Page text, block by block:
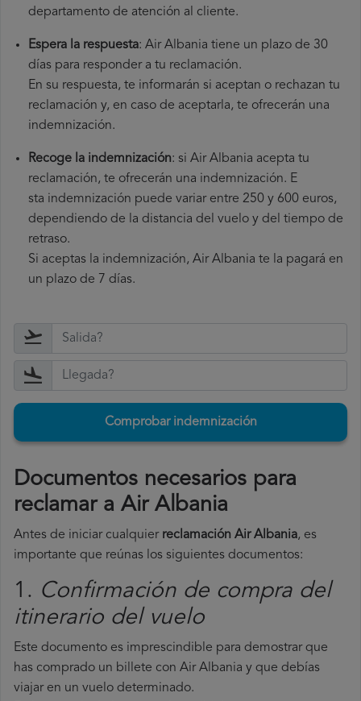
departamento de atención al cliente.
Espera la respuesta: Air Albania tiene un plazo de 30
días para responder a tu reclamación.
En su respuesta, te informarán si aceptan o rechazan tu
reclamación y, en caso de aceptarla, te ofrecerán una
indemnización.
Recoge la indemnización: si Air Albania acepta tu
reclamación, te ofrecerán una indemnización. E
sta indemnización puede variar entre 250 y 600 euros,
dependiendo de la distancia del vuelo y del tiempo de
retraso.
Si aceptas la indemnización, Air Albania te la pagará en
un plazo de 7 días.
Comprobar indemnización
Documentos necesarios para
reclamar a Air Albania
Antes de iniciar cualquier reclamación Air Albania, es
importante que reúnas los siguientes documentos:
1. Confirmación de compra del
itinerario del vuelo
Este documento es imprescindible para demostrar que
has comprado un billete con Air Albania y que debías
viajar en un vuelo determinado.